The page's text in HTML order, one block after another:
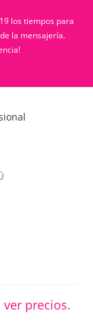
los tiempos para
la mensajería.
ver precios.